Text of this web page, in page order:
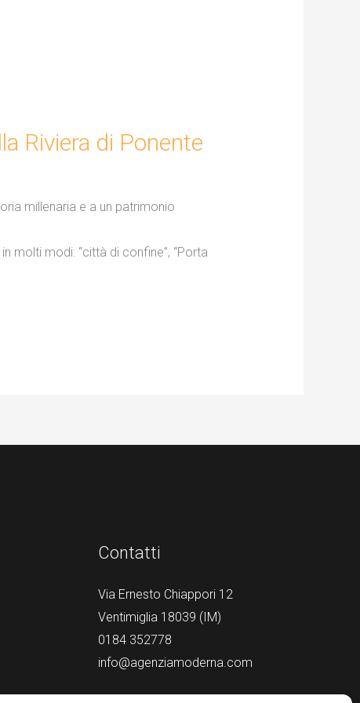
Riviera di Ponente
millenaria e a un patrimonio
molti modi: “città di confine”, “Porta
Contatti
Via Ernesto Chiappori 12
Ventimiglia 18039 (IM)
0184 352778
info@agenziamoderna.com